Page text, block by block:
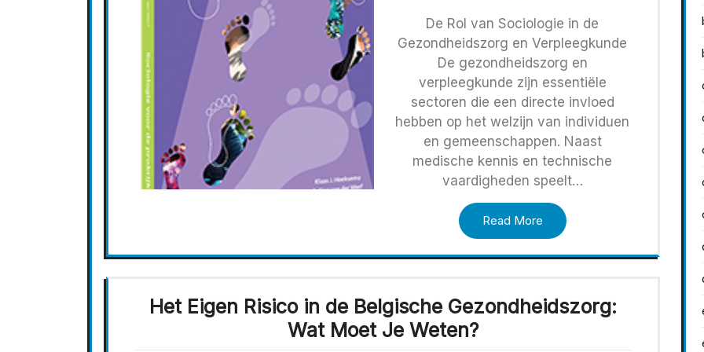
De Rol van Sociologie in de
Gezondheidszorg en Verpleegkunde
De gezondheidszorg en
verpleegkunde zijn essentiële
sectoren die een directe invloed
hebben op het welzijn van individuen
en gemeenschappen. Naast
medische kennis en technische
vaardigheden speelt…
Read More
Het Eigen Risico in de Belgische Gezondheidszorg:
Wat Moet Je Weten?